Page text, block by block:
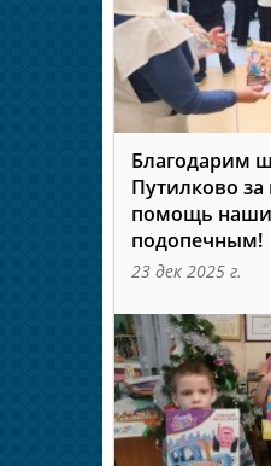
Благодарим
Путилково
помощь
подопечным!
23 дек 2025 г.